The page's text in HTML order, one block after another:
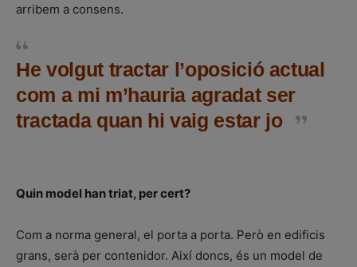
arribem a consens.
He volgut tractar l’oposició actual
com a mi m’hauria agradat ser
tractada quan hi vaig estar jo
Quin model han triat, per cert?
Com a norma general, el porta a porta. Però en edificis
grans, serà per contenidor. Així doncs, és un model de